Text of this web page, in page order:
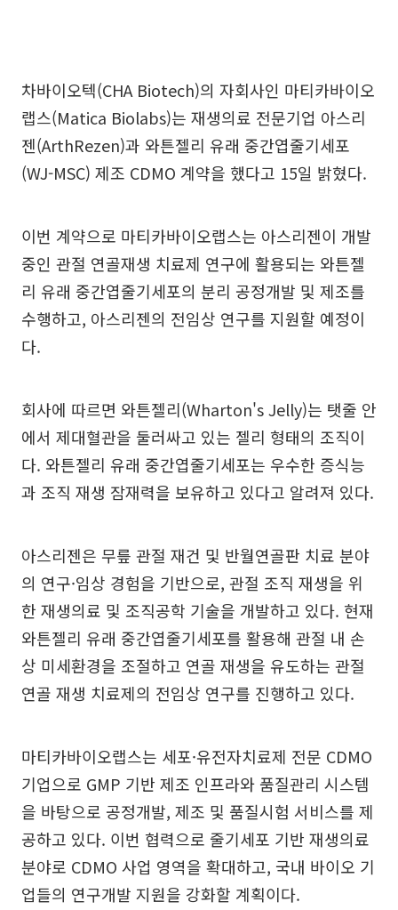
차바이오텍(CHA Biotech)의 자회사인 마티카바이오
랩스(Matica Biolabs)는 재생의료 전문기업 아스리
젠(ArthRezen)과 와튼젤리 유래 중간엽줄기세포
(WJ-MSC) 제조 CDMO 계약을 했다고 15일 밝혔다.
이번 계약으로 마티카바이오랩스는 아스리젠이 개발
중인 관절 연골재생 치료제 연구에 활용되는 와튼젤
리 유래 중간엽줄기세포의 분리 공정개발 및 제조를
수행하고, 아스리젠의 전임상 연구를 지원할 예정이
다.
회사에 따르면 와튼젤리(Wharton's Jelly)는 탯줄 안
에서 제대혈관을 둘러싸고 있는 젤리 형태의 조직이
다. 와튼젤리 유래 중간엽줄기세포는 우수한 증식능
과 조직 재생 잠재력을 보유하고 있다고 알려져 있다.
아스리젠은 무릎 관절 재건 및 반월연골판 치료 분야
의 연구·임상 경험을 기반으로, 관절 조직 재생을 위
한 재생의료 및 조직공학 기술을 개발하고 있다. 현재
와튼젤리 유래 중간엽줄기세포를 활용해 관절 내 손
상 미세환경을 조절하고 연골 재생을 유도하는 관절
연골 재생 치료제의 전임상 연구를 진행하고 있다.
마티카바이오랩스는 세포·유전자치료제 전문 CDMO
기업으로 GMP 기반 제조 인프라와 품질관리 시스템
을 바탕으로 공정개발, 제조 및 품질시험 서비스를 제
공하고 있다. 이번 협력으로 줄기세포 기반 재생의료
분야로 CDMO 사업 영역을 확대하고, 국내 바이오 기
업들의 연구개발 지원을 강화할 계획이다.